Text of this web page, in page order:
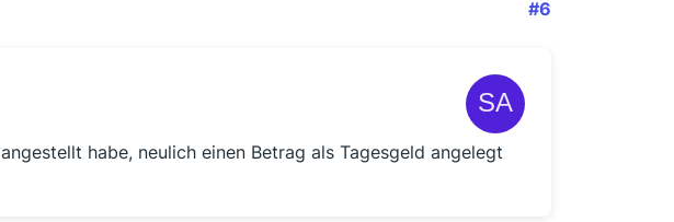
#6
habe, neulich einen Betrag als Tagesgeld angelegt